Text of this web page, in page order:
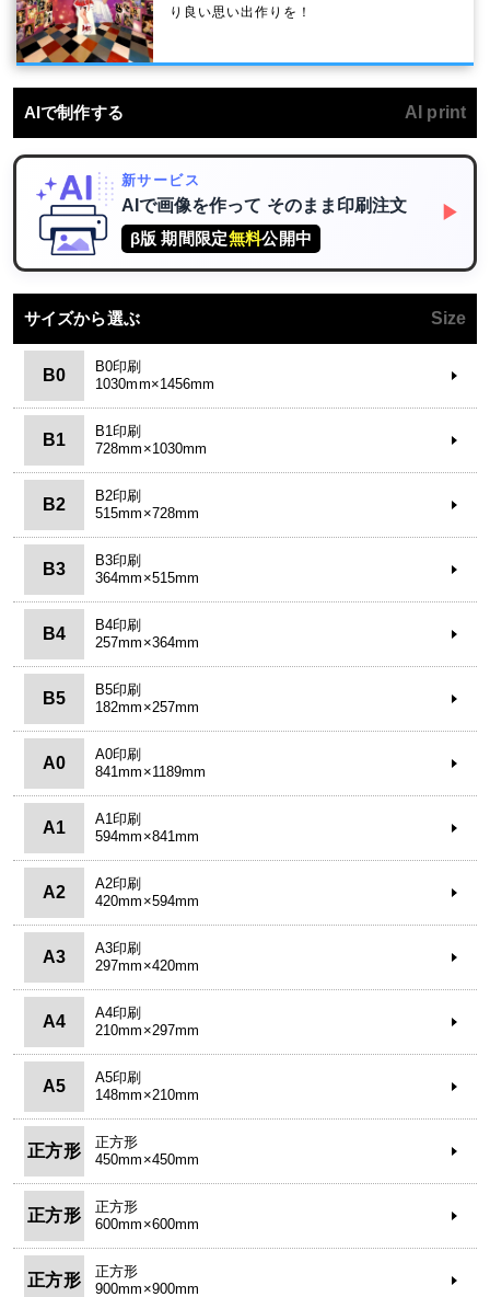
り良い思い出作りを！
AIで制作する AI print
新サービス
AIで画像を作って そのまま印刷注文
β版 期間限定無料公開中
▶
サイズから選ぶ Size
B0
B0印刷
1030mm×1456mm
B1
B1印刷
728mm×1030mm
B2
B2印刷
515mm×728mm
B3
B3印刷
364mm×515mm
B4
B4印刷
257mm×364mm
B5
B5印刷
182mm×257mm
A0
A0印刷
841mm×1189mm
A1
A1印刷
594mm×841mm
A2
A2印刷
420mm×594mm
A3
A3印刷
297mm×420mm
A4
A4印刷
210mm×297mm
A5
A5印刷
148mm×210mm
正方形
正方形
450mm×450mm
正方形
正方形
600mm×600mm
正方形
正方形
900mm×900mm